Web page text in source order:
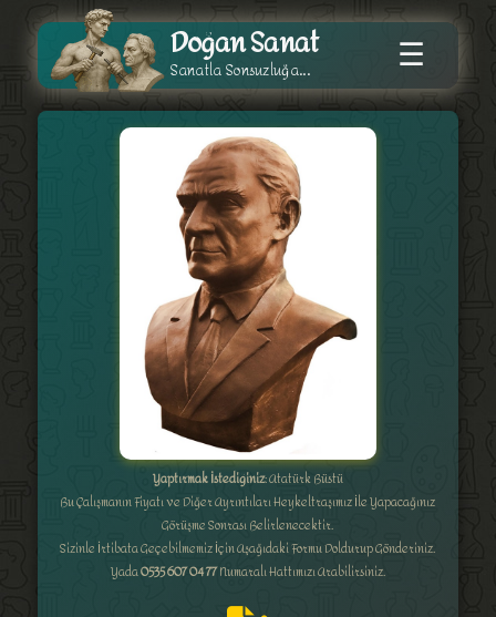
Doğan Sanat
Sanatla Sonsuzluğa... ☰
Yaptırmak İstediğiniz: Atatürk Büstü
Bu Çalışmanın Fiyatı ve Diğer Ayrıntıları Heykeltraşımız İle Yapacağınız
Görüşme Sonrası Belirlenecektir.
Sizinle İrtibata Geçebilmemiz İçin Aşağıdaki Formu Doldurup Gönderiniz.
Yada0535 607 04 77Numaralı Hattımızı Arabilirsiniz.